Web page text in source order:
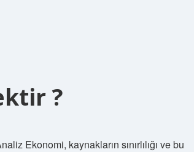
?
Ekonomi, kaynakların sınırlılığı ve bu